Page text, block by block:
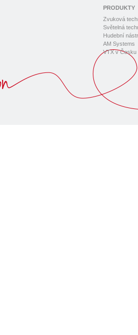
PRODUKTY
Zvuková
Světelná
Hudební
AM Systems
VTX v Česku